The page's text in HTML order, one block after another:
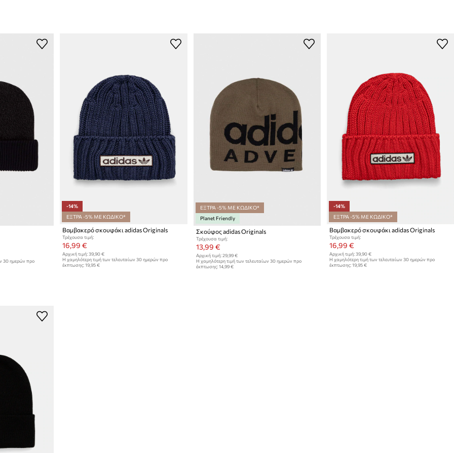
30 ημερών προ
-14%
ΕΞΤΡΑ -5% ΜΕ ΚΩΔΙΚΟ*
Βαμβακερό σκουφάκι adidas Originals
Τρέχουσα τιμή:
16,99 €
Αρχική τιμή: 39,90 €
Η χαμηλότερη τιμή των τελευταίων 30 ημερών προ
έκπτωσης: 19,95 €
ΕΞΤΡΑ -5% ΜΕ ΚΩΔΙΚΟ*
Planet Friendly
Σκούφος adidas Originals
Τρέχουσα τιμή:
13,99 €
Αρχική τιμή: 29,99 €
Η χαμηλότερη τιμή των τελευταίων 30 ημερών προ
έκπτωσης: 14,99 €
-14%
ΕΞΤΡΑ -5% ΜΕ ΚΩΔΙΚΟ*
Βαμβακερό σκουφάκι adidas Originals
Τρέχουσα τιμή:
16,99 €
Αρχική τιμή: 39,90 €
Η χαμηλότερη τιμή των τελευταίων 30 ημερών προ
έκπτωσης: 19,95 €